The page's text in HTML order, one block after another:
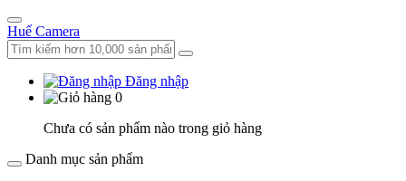
Huế Camera
Đăng nhập
0
Chưa có sản phẩm nào trong giỏ hàng
Danh mục sản phẩm